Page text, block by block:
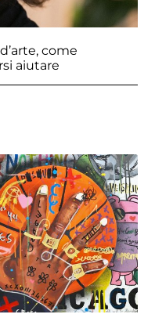
come
aiutare